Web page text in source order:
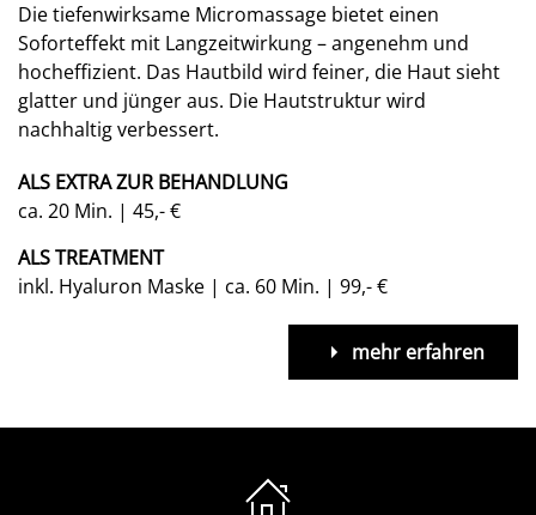
Die tiefenwirksame Micromassage bietet einen
Soforteffekt mit Langzeitwirkung – angenehm und
hocheffizient. Das Hautbild wird feiner, die Haut sieht
glatter und jünger aus. Die Hautstruktur wird
nachhaltig verbessert.
ALS EXTRA ZUR BEHANDLUNG
ca. 20 Min. | 45,- €
ALS TREATMENT
inkl. Hyaluron Maske | ca. 60 Min. | 99,- €
mehr erfahren